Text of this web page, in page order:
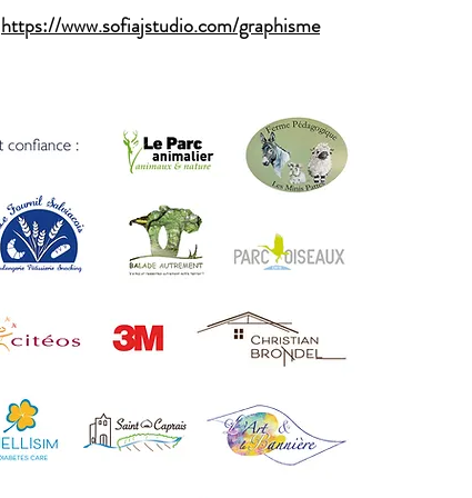
https://www.sofiajstudio.com/graphisme